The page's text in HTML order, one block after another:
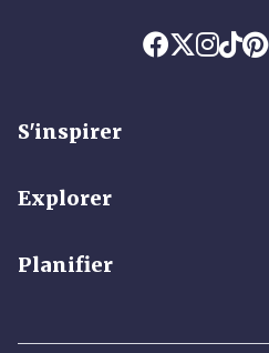
S'inspirer
Explorer
Planifier